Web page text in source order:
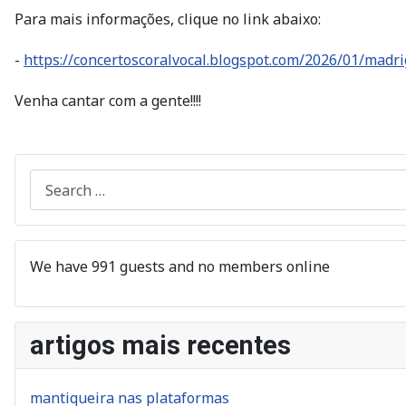
Para mais informações, clique no link abaixo:
- https://concertoscoralvocal.blogspot.com/2026/01/
Venha cantar com a gente!!!!
We have 991 guests and no members online
artigos mais recentes
mantiqueira nas plataformas